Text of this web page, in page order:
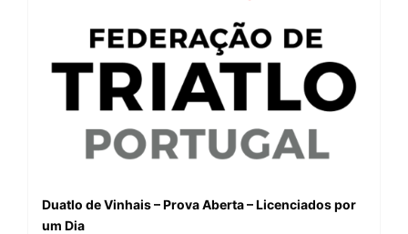
Duatlo de Vinhais – Prova Aberta – Licenciados por
um Dia